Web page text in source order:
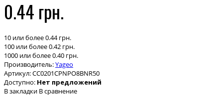
0.44 грн.
10 или более 0.44 грн.
100 или более 0.42 грн.
1000 или более 0.40 грн.
Производитель:Yageo
Артикул:CC0201CPNPO8BNR50
Доступно: Нет предложений
В закладки В сравнение